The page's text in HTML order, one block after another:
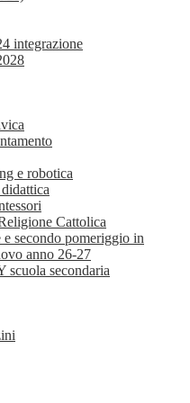
integrazione
e robotica
Cattolica
secondo pomeriggio in
anno 26-27
secondaria